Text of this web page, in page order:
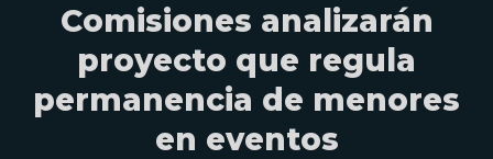
Comisiones analizarán
proyecto que regula
permanencia de menores
en eventos